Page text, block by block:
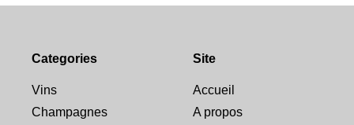
Categories
Vins
Champagnes
Site
Accueil
A propos